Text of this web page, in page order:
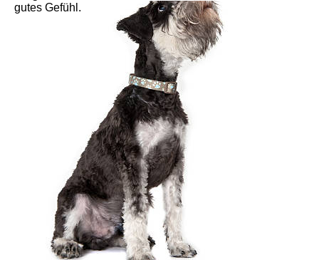
gutes Gefühl.